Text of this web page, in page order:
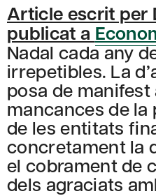
Article escrit per
publicat a
Nadal cada any
irrepetibles. La
posa de
mancances de
de les entitats
concretament la
el cobrament de
dels agraciats